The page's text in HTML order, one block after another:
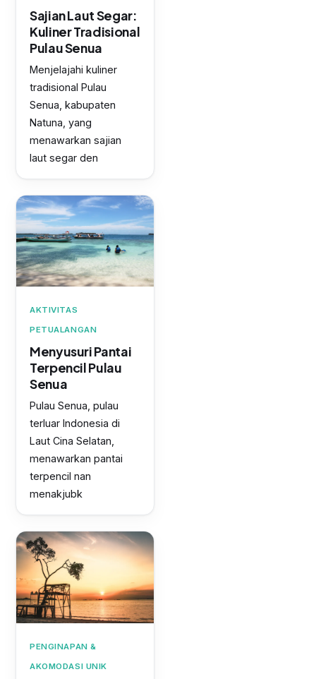
Sajian Laut Segar:
Kuliner Tradisional
Pulau Senua
Menjelajahi kuliner
tradisional Pulau
Senua, kabupaten
Natuna, yang
menawarkan sajian
laut segar den
AKTIVITAS
PETUALANGAN
Menyusuri Pantai
Terpencil Pulau
Senua
Pulau Senua, pulau
terluar Indonesia di
Laut Cina Selatan,
menawarkan pantai
terpencil nan
menakjubk
PENGINAPAN &
AKOMODASI UNIK